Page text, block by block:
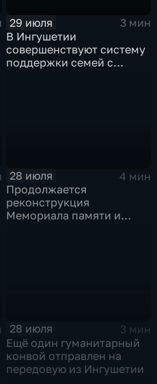
29 июля
3 мин
В Ингушетии
совершенствуют систему
поддержки семей с
28 июля
4 мин
Продолжается
реконструкция
Мемориала памяти и
28 июля
3 мин
Ещё один гуманитарный
конвой отправлен на
передовую из Ингушетии